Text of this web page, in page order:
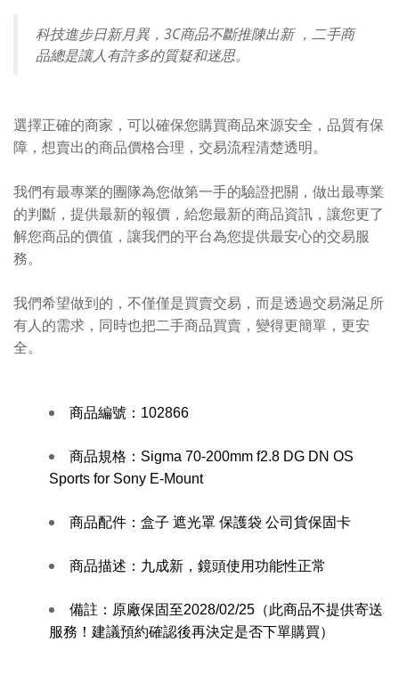
科技進步日新月異，3C商品不斷推陳出新 ，二手商
品總是讓人有許多的質疑和迷思。
選擇正確的商家，可以確保您購買商品來源安全，品質有保
障，想賣出的商品價格合理，交易流程清楚透明。
我們有最專業的團隊為您做第一手的驗證把關，做出最專業
的判斷，提供最新的報價，給您最新的商品資訊，讓您更了
解您商品的價值，讓我們的平台為您提供最安心的交易服
務。
我們希望做到的，不僅僅是買賣交易，而是透過交易滿足所
有人的需求，同時也把二手商品買賣，變得更簡單，更安
全。
商品編號： 102866
商品規格： Sigma 70-200mm f2.8 DG DN OS
Sports for Sony E-Mount
商品配件： 盒子 遮光罩 保護袋 公司貨保固卡
商品描述： 九成新，鏡頭使用功能性正常
備註： 原廠保固至2028/02/25（此商品不提供寄送
服務！建議預約確認後再決定是否下單購買）